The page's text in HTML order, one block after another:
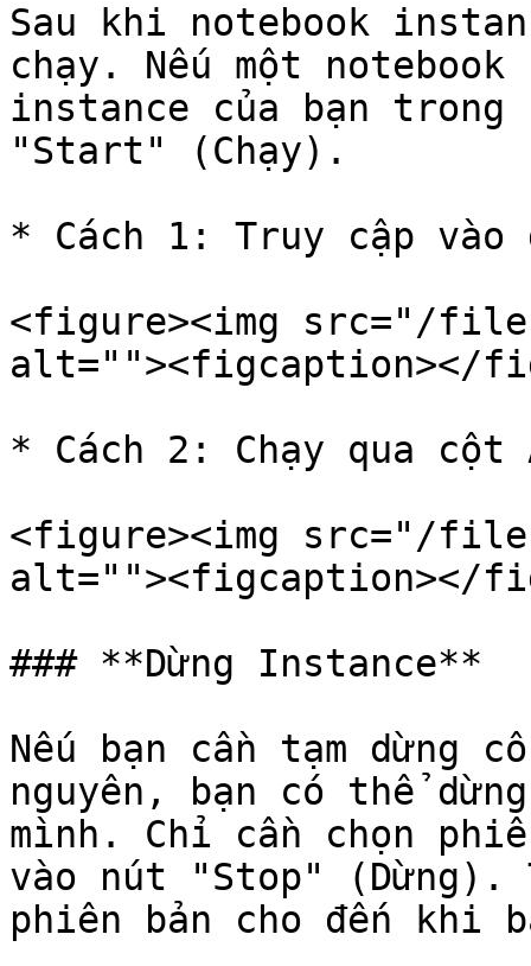
Sau khi notebook
chạy. Nếu một
instance của bạn trong
"Start" (Chạy).
* Cách 1: Truy cập vào
<figure><img src="/files/
alt=""><figcaption></
* Cách 2: Chạy qua cột
<figure><img src="/files/
alt=""><figcaption></
### **Dừng Instance**
Nếu bạn cần tạm dừng
nguyên, bạn có thể
mình. Chỉ cần chọn
vào nút "Stop" (Dừng).
phiên bản cho đến khi